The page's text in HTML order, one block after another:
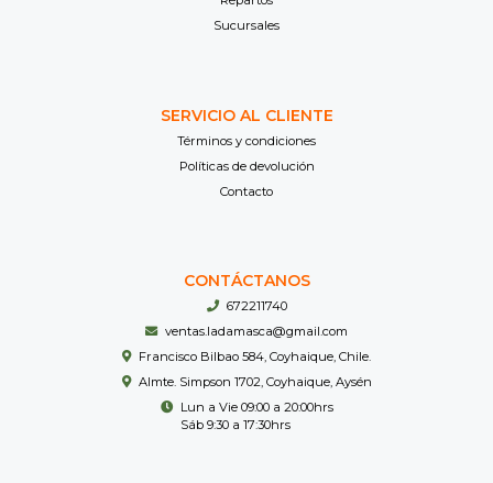
Sucursales
SERVICIO AL CLIENTE
Términos y condiciones
Políticas de devolución
Contacto
CONTÁCTANOS
672211740
ventas.ladamasca@gmail.com
Francisco Bilbao 584, Coyhaique, Chile.
Almte. Simpson 1702, Coyhaique, Aysén
Lun a Vie 09:00 a 20:00hrs
Sáb 9:30 a 17:30hrs